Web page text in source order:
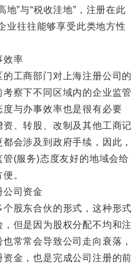
”与“税收洼地”，注册在此
业往往能够享受此类地方性
率
工商部门对上海注册公司的
察下不同区域内的企业监管
与办事效率也是很有必要
、转股、改制及其他工商记
会涉及到政府手续，因此，
(服务)态度友好的地域会给
。
司资金
股东合伙的形式，这种形式
但是因为股权分配不均和注
常常会导致公司走向衰落，
金，也是完成公司注册的前